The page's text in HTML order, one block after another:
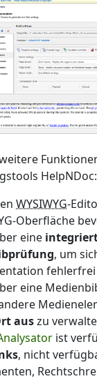
HelpNDoc:
WYSIWYG-
Oberfläche
eine
, um
fehlerfrei
eine
auszu
ist
, nicht